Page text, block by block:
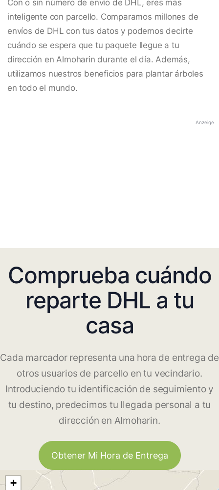
Con o sin número de envío de DHL, eres más
inteligente con parcello. Comparamos millones de
envíos de DHL con tus datos y podemos decirte
cuándo se espera que tu paquete llegue a tu
dirección en Almoharin durante el día. Además,
utilizamos nuestros beneficios para plantar árboles
en todo el mundo.
Anzeige
Comprueba cuándo
reparte DHL a tu
casa
Cada marcador representa una hora de entrega de
otros usuarios de parcello en tu vecindario.
Introduciendo tu identificación de seguimiento y
tu destino, predecimos tu llegada personal a tu
dirección en Almoharin.
Obtener Mi Hora de Entrega
+